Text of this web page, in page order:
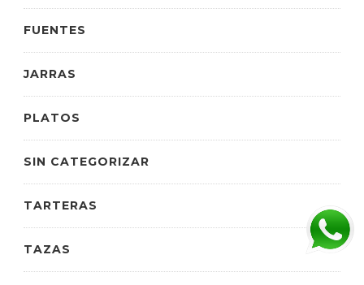
FUENTES
JARRAS
PLATOS
SIN CATEGORIZAR
TARTERAS
TAZAS